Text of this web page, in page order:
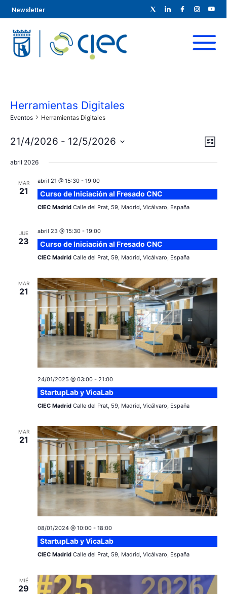
Newsletter
Herramientas Digitales
Eventos Herramientas Digitales
N
a
v
a
c
i
n
d
v
i
s
t
a
s
N
a
e
c
ó
n
e
v
i
s
t
s
d
E
v
e
n
o
L
a
21/4/2026 - 12/5/2026
e
abril 2026
MAR
21
abril 21 @ 15:30- 19:00
Curso de Iniciación al Fresado CNC
CIEC Madrid Calle del Prat, 59, Madrid, Vicálvaro, España
JUE
23
abril 23 @ 15:30- 19:00
Curso de Iniciación al Fresado CNC
CIEC Madrid Calle del Prat, 59, Madrid, Vicálvaro, España
MAR
21
24/01/2025 @ 03:00- 21:00
StartupLab y VicaLab
CIEC Madrid Calle del Prat, 59, Madrid, Vicálvaro, España
MAR
21
08/01/2024 @ 10:00- 18:00
StartupLab y VicaLab
CIEC Madrid Calle del Prat, 59, Madrid, Vicálvaro, España
MIÉ
29